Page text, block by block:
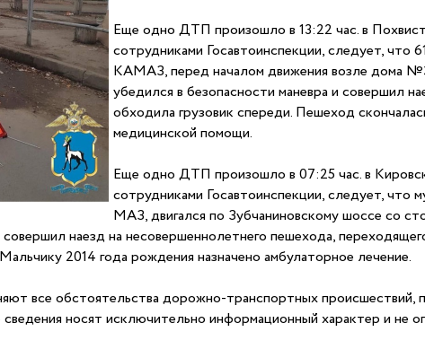
Еще одно ДТП произошло в 13:22 час. в
сотрудниками Госавтоинспекции, следует, что
КАМАЗ, перед началом движения возле дома
убедился в безопасности маневра и совершил
обходила грузовик спереди. Пешеход
медицинской помощи.
Еще одно ДТП произошло в 07:25 час. в
сотрудниками Госавтоинспекции, следует, что
МАЗ, двигался по Зубчаниновскому шоссе со
наезд на несовершеннолетнего пешехода,
2014 года рождения назначено амбулаторное лечение.
все обстоятельства дорожно-транспортных
носят исключительно информационный характер и не